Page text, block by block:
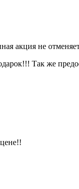
акция не
Так же